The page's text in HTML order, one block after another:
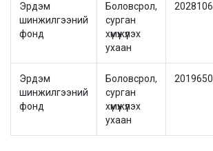
Эрдэм
шинжилгээний
фонд
Боловсрол,
сурган
хүмүүжүүлэх
ухаан
2028106
Эрдэм
шинжилгээний
фонд
Боловсрол,
сурган
хүмүүжүүлэх
ухаан
2019650